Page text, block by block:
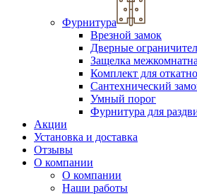
Фурнитура
Врезной замок
Дверные
Защелка
Комплект для
Сантехнический
Умный порог
Фурнитура для
Акции
Установка и доставка
Отзывы
О компании
О компании
Наши работы